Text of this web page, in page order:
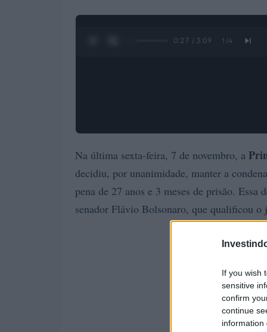
If you wish
sensitive
confirm
continue
information
0:28 / 3:09 1 /4
Na última sexta-feira, 7 de novembro, a
decidiu, por unanimidade, manter a
pena de 27 anos e 3 meses de prisão. Essa
senador Flávio Bolsonaro, que qualificou o